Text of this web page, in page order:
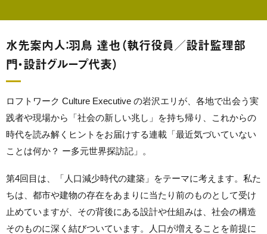
水先案内人：羽鳥 達也（執行役員／設計監理部
門・設計グループ代表）
ロフトワーク Culture Executive の岩沢エリが、各地で出会う実
践者や現場から「社会の新しい兆し」を持ち帰り、これからの
時代を読み解くヒントをお届けする連載「最近気づいていない
ことは何か？ ー多元世界探訪記」。
第4回目は、「人口減少時代の建築」をテーマに考えます。私た
ちは、都市や建物の存在をあまりに当たり前のものとして受け
止めていますが、その背後にある設計や仕組みは、社会の構造
そのものに深く結びついています。人口が増えることを前提に